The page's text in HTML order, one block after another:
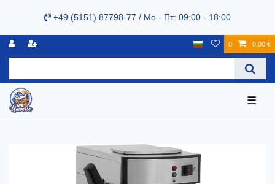
+49 (5151) 87798-77 / Mo - Пт: 09:00 - 18:00
0 0,00 €
☰